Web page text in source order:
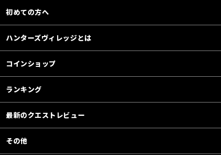
初めての方へ
ハンターズヴィレッジとは
コインショップ
ランキング
最新のクエストレビュー
その他